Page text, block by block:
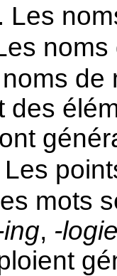
Les
de
des
mots
ing, -